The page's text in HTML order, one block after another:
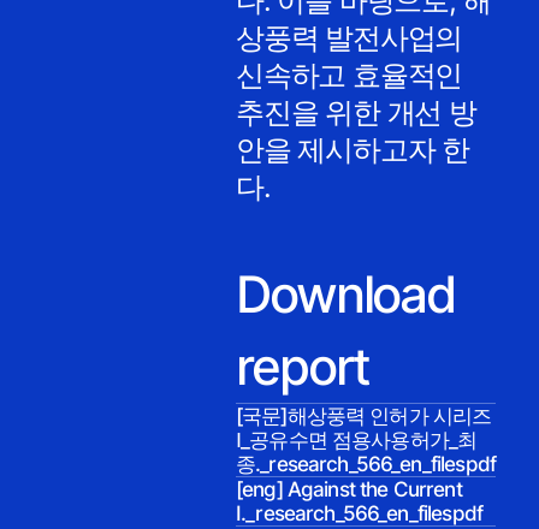
상풍력 발전사업의
신속하고 효율적인
추진을 위한 개선 방
안을 제시하고자 한
다.
Download
report
[국문]해상풍력 인허가 시리즈
Ⅰ_공유수면 점용사용허가_최
종._research_566_en_filespdf
[eng] Against the Current
I._research_566_en_filespdf